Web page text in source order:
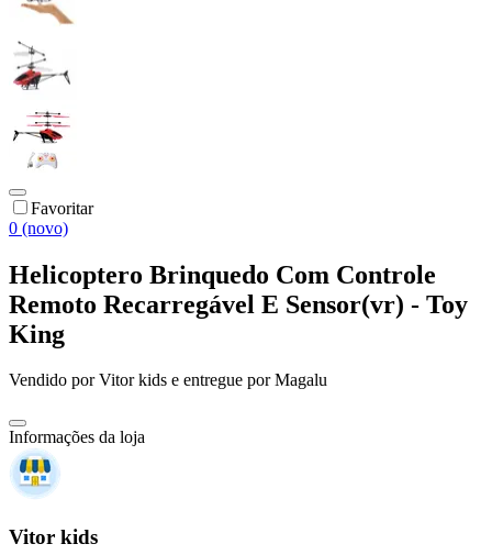
Favoritar
0 (novo)
Helicoptero Brinquedo Com Controle
Remoto Recarregável E Sensor(vr) - Toy
King
Vendido porVitor kids e entregue por Magalu
Informações da loja
Vitor kids